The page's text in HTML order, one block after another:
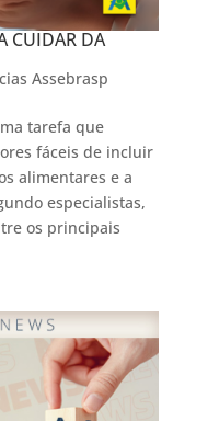
CUIDAR DA
Assebrasp
tarefa que
fáceis de incluir
alimentares e a
especialistas,
os principais